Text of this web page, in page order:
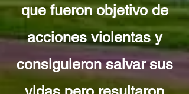
que fueron objetivo de
acciones violentas y
consiguieron salvar sus